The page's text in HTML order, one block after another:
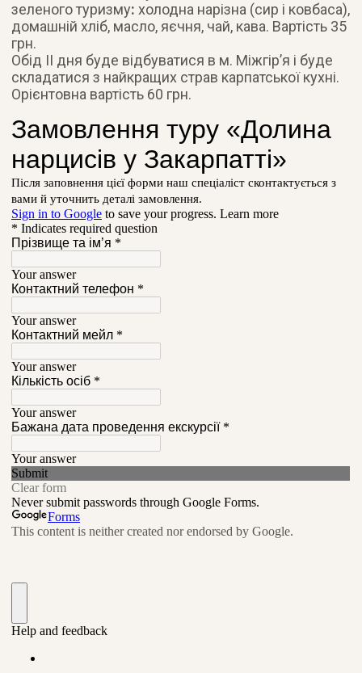
зеленого туризму: холодна нарізна (сир і ковбаса),
домашній хліб, масло, яєчня, чай, кава. Вартість 35
грн.
Обід ІІ дня буде відбуватися в м. Міжгір’я і буде
складатися з найкращих страв карпатської кухні.
Орієнтовна вартість 60 грн.